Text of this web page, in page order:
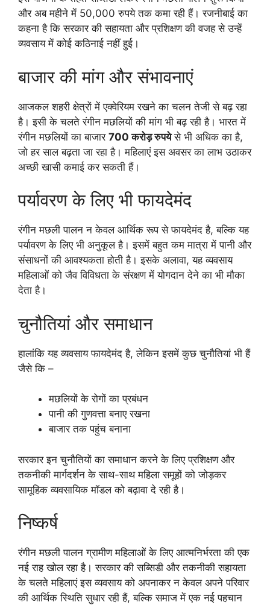
और अब महीने में 50,000 रुपये तक कमा रही हैं। रजनीबाई का
कहना है कि सरकार की सहायता और प्रशिक्षण की वजह से उन्हें
व्यवसाय में कोई कठिनाई नहीं हुई।
बाजार की मांग और संभावनाएं
आजकल शहरी क्षेत्रों में एक्वेरियम रखने का चलन तेजी से बढ़ रहा
है। इसी के चलते रंगीन मछलियों की मांग भी बढ़ रही है। भारत में
रंगीन मछलियों का बाजार 700 करोड़ रुपयेसे भी अधिक का है,
जो हर साल बढ़ता जा रहा है। महिलाएं इस अवसर का लाभ उठाकर
अच्छी खासी कमाई कर सकती हैं।
पर्यावरण के लिए भी फायदेमंद
रंगीन मछली पालन न केवल आर्थिक रूप से फायदेमंद है, बल्कि यह
पर्यावरण के लिए भी अनुकूल है। इसमें बहुत कम मात्रा में पानी और
संसाधनों की आवश्यकता होती है। इसके अलावा, यह व्यवसाय
महिलाओं को जैव विविधता के संरक्षण में योगदान देने का भी मौका
देता है।
चुनौतियां और समाधान
हालांकि यह व्यवसाय फायदेमंद है, लेकिन इसमें कुछ चुनौतियां भी हैं
जैसे कि –
मछलियों के रोगों का प्रबंधन
पानी की गुणवत्ता बनाए रखना
बाजार तक पहुंच बनाना
सरकार इन चुनौतियों का समाधान करने के लिए प्रशिक्षण और
तकनीकी मार्गदर्शन के साथ-साथ महिला समूहों को जोड़कर
सामूहिक व्यवसायिक मॉडल को बढ़ावा दे रही है।
निष्कर्ष
रंगीन मछली पालन ग्रामीण महिलाओं के लिए आत्मनिर्भरता की एक
नई राह खोल रहा है। सरकार की सब्सिडी और तकनीकी सहायता
के चलते महिलाएं इस व्यवसाय को अपनाकर न केवल अपने परिवार
की आर्थिक स्थिति सुधार रही हैं, बल्कि समाज में एक नई पहचान